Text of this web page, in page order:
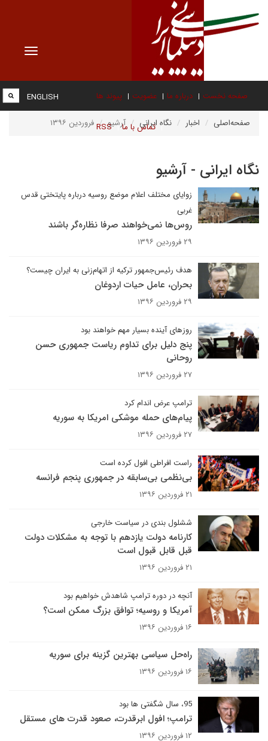
Toggle
صفحه نخست درباره ما عضویت پیوند ها
تماس با ما RSS
ENGLISH
صفحه‌اصلی اخبار نگاه ایرانی آرشیو فروردین ۱۳۹۶
نگاه ایرانی - آرشیو
زوایای مختلف اعلام موضع روسیه درباره پایتختی قدس
غربی
روس‌ها نمی‌خواهند صرفا نظاره‌گر باشند
۲۹ فروردین ۱۳۹۶
هدف رئیس‌جمهور ترکیه از اتهام‌زنی به ایران چیست؟
بحران، عامل حیات اردوغان
۲۹ فروردین ۱۳۹۶
روزهای آینده بسیار مهم خواهند بود
پنج دلیل برای تداوم ریاست جمهوری حسن
روحانی
۲۷ فروردین ۱۳۹۶
ترامپ عرض اندام کرد
پیام‌های حمله موشکی امریکا به سوریه
۲۷ فروردین ۱۳۹۶
راست افراطی افول کرده است
بی‌نظمی بی‌سابقه در جمهوری پنجم فرانسه
۲۱ فروردین ۱۳۹۶
ششلول بندی در سیاست خارجی
کارنامه دولت یازدهم با توجه به مشکلات دولت
قبل قابل قبول است
۲۱ فروردین ۱۳۹۶
آنچه در دوره ترامپ شاهدش خواهیم بود
آمریکا و روسیه؛ توافق بزرگ ممکن است؟
۱۶ فروردین ۱۳۹۶
راه‌حل سیاسی بهترین گزینه برای سوریه
۱۶ فروردین ۱۳۹۶
95، سال شگفتی ها بود
ترامپ؛ افول ابرقدرت، صعود قدرت های مستقل
۱۲ فروردین ۱۳۹۶